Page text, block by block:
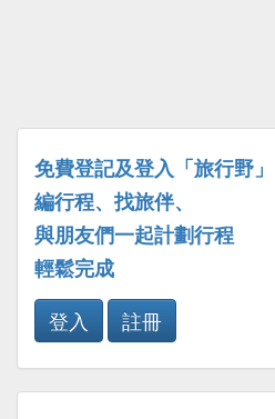
免費登記及登入「旅行野」
編行程、找旅伴、
與朋友們一起計劃行程
輕鬆完成
登入
註冊